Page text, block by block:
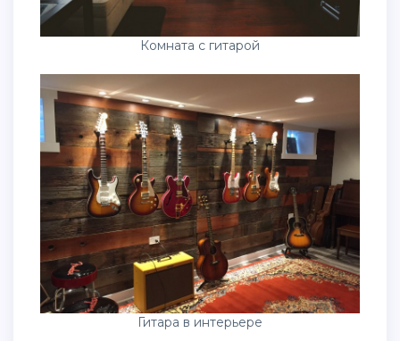
Комната с гитарой
Гитара в интерьере